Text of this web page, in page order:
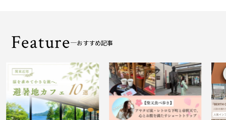
Feature おすすめ記事